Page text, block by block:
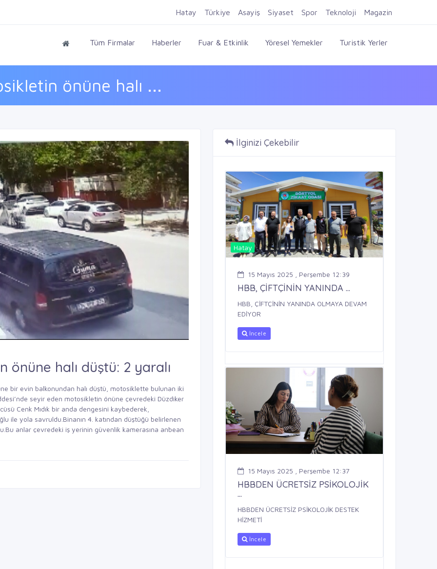
Firma Ekle Kayıt Ol Giriş Yap
Tüm Firmalar Haberler Fuar & Etkinlik Yöresel Yemekler Turistik Yerler
önüne halı ...
Hatay Türkiye Asayiş Siyaset Spor Teknoloji Magazin
halı düştü: 2 yaralı
bir evin balkonundan halı düştü, motosiklette bulunan iki
seyir eden motosikletin önüne çevredeki Düzdiker
Cenk Mıdık bir anda dengesini kaybederek,
ile yola savruldu.Binanın 4. katından düştüğü belirlenen
anlar çevredeki iş yerinin güvenlik kamerasına anbean
İlginizi Çekebilir
Hatay
15 Mayıs 2025 , Perşembe 12:39
HBB, ÇİFTÇİNİN YANINDA ...
HBB, ÇİFTÇİNİN YANINDA OLMAYA DEVAM
EDİYOR
İncele
15 Mayıs 2025 , Perşembe 12:37
HBBDEN ÜCRETSİZ PSİKOLOJİK
...
HBBDEN ÜCRETSİZ PSİKOLOJİK DESTEK
HİZMETİ
İncele